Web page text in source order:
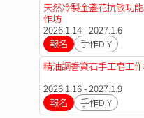
天然冷製金盞花抗敏功
作坊
2026.1.14 - 2027.1.6
報名
手作DIY
精油調香寶石手工皂工
2026.1.16 - 2027.1.9
報名
手作DIY